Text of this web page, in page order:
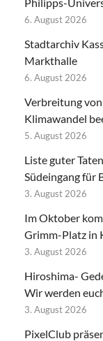
6. August 2026
Stadtarchiv
Markthalle
6. August 2026
Verbreitung
Klimawandel
5. August 2026
Liste guter
Südeingang für
3. August 2026
Im Oktober
Grimm-Platz in
3. August 2026
Hiroshima-
Wir werden
3. August 2026
PixelClub